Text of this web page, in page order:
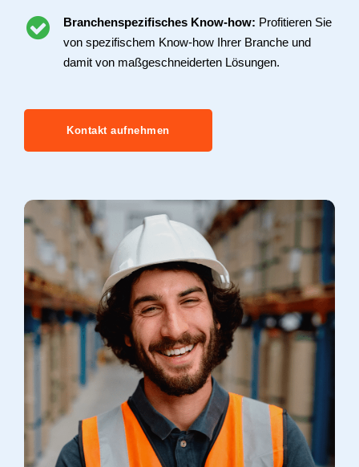
Branchenspezifisches Know-how: Profitieren Sie
von spezifischem Know-how Ihrer Branche und
damit von maßgeschneiderten Lösungen.
Kontakt aufnehmen